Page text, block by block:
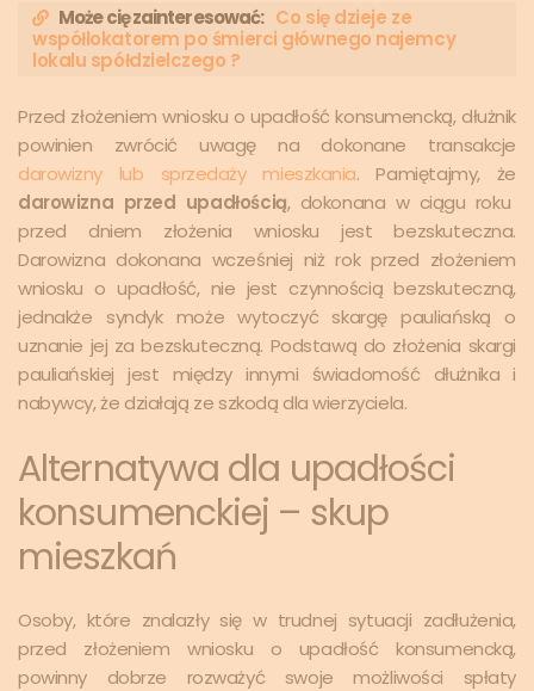
Może cię zainteresować: Co się dzieje ze
współlokatorem po śmierci głównego najemcy
lokalu spółdzielczego ?
Przed złożeniem wniosku o upadłość konsumencką, dłużnik
powinien zwrócić uwagę na dokonane transakcje
darowizny lub sprzedaży mieszkania. Pamiętajmy, że
darowizna przed upadłością, dokonana w ciągu roku
przed dniem złożenia wniosku jest bezskuteczna.
Darowizna dokonana wcześniej niż rok przed złożeniem
wniosku o upadłość, nie jest czynnością bezskuteczną,
jednakże syndyk może wytoczyć skargę pauliańską o
uznanie jej za bezskuteczną. Podstawą do złożenia skargi
pauliańskiej jest między innymi świadomość dłużnika i
nabywcy, że działają ze szkodą dla wierzyciela.
Alternatywa dla upadłości
konsumenckiej – skup
mieszkań
Osoby, które znalazły się w trudnej sytuacji zadłużenia,
przed złożeniem wniosku o upadłość konsumencką,
powinny dobrze rozważyć swoje możliwości spłaty